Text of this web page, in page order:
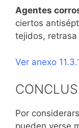
Agentes
ciertos
tejidos,
Ver anexo
Por